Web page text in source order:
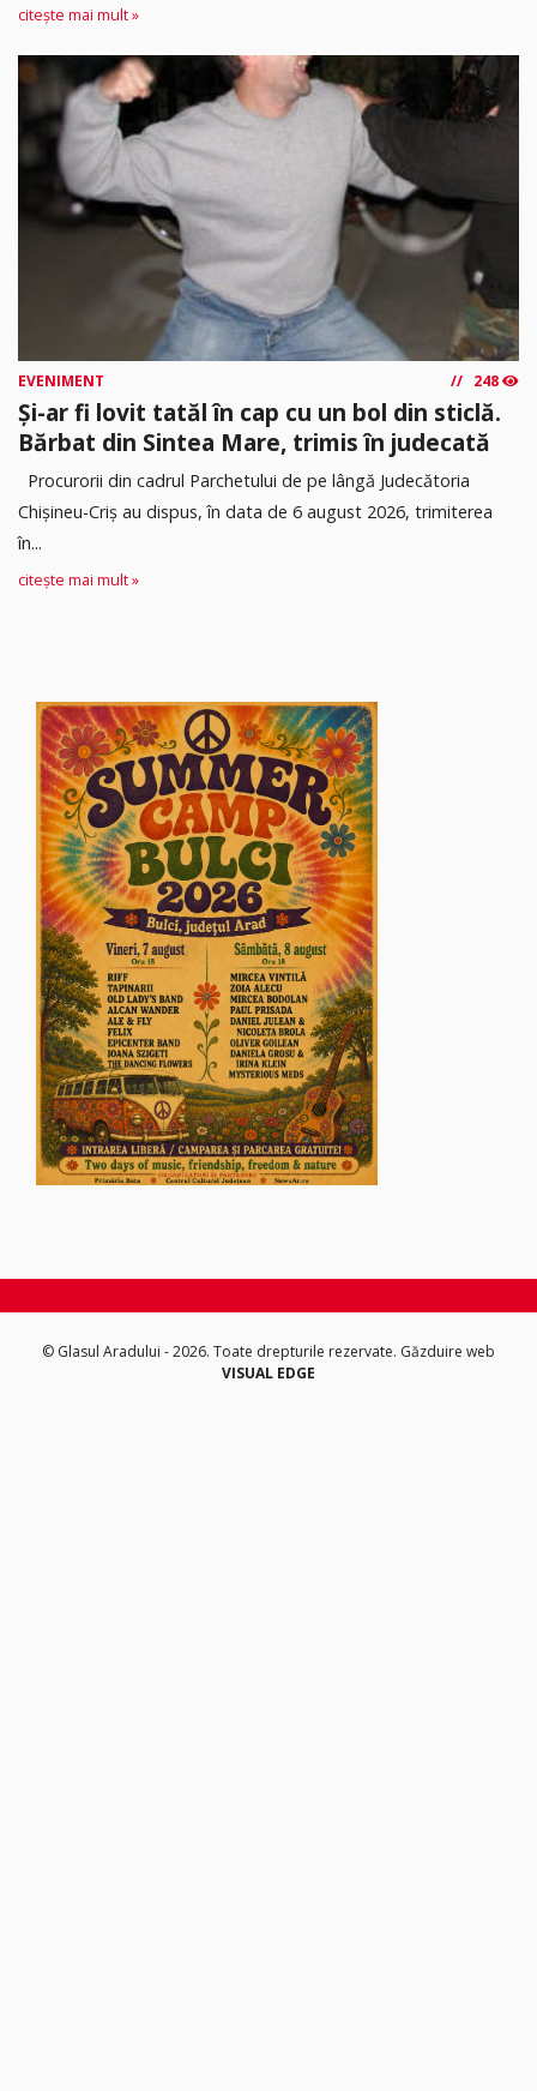
citește mai mult »
EVENIMENT 248
Și-ar fi lovit tatăl în cap cu un bol din sticlă.
Bărbat din Sintea Mare, trimis în judecată
Procurorii din cadrul Parchetului de pe lângă Judecătoria
Chișineu-Criș au dispus, în data de 6 august 2026, trimiterea
în...
citește mai mult »
© Glasul Aradului - 2026. Toate drepturile rezervate. Găzduire web
VISUAL EDGE